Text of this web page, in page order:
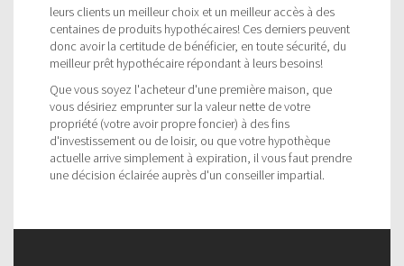
leurs clients un meilleur choix et un meilleur accès à des
centaines de produits hypothécaires! Ces derniers peuvent
donc avoir la certitude de bénéficier, en toute sécurité, du
meilleur prêt hypothécaire répondant à leurs besoins!
Que vous soyez l'acheteur d'une première maison, que
vous désiriez emprunter sur la valeur nette de votre
propriété (votre avoir propre foncier) à des fins
d'investissement ou de loisir, ou que votre hypothèque
actuelle arrive simplement à expiration, il vous faut prendre
une décision éclairée auprès d'un conseiller impartial.